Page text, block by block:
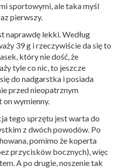
sportowymi, ale taka myśl
pierwszy.
naprawdę lekki. Według
39 g i rzeczywiście da się to
który nie dość, że
tyle co nic, to jeszcze
do nadgarstka i posiada
przed nieopatrznym
wymienny.
tego sprzętu jest warta do
z dwóch powodów. Po
pomimo że koperta
przycisków bocznych), więc
A po drugie, noszenie tak